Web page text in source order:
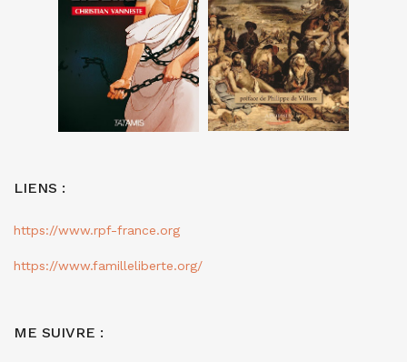
LIENS :
https://www.rpf-france.org
https://www.familleliberte.org/
ME SUIVRE :